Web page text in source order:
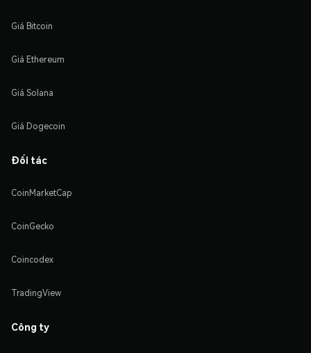
Giá Bitcoin
Giá Ethereum
Giá Solana
Giá Dogecoin
Đối tác
CoinMarketCap
CoinGecko
Coincodex
TradingView
Công ty